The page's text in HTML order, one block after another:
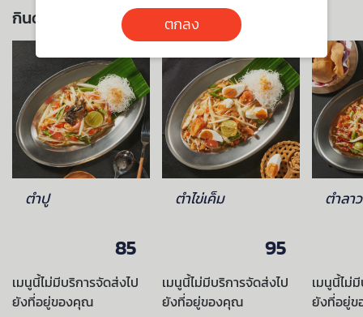
กินด้วยกัน ยิ่งอร่อย
ตำปู
85
เมนูนี้ไม่มีบริการจัดส่งไป
ยังที่อยู่ของคุณ
ตำไข่เค็ม
95
เมนูนี้ไม่มีบริการจัดส่งไป
ยังที่อยู่ของคุณ
ตำลา
เมนูนี้ไม่
ยังที่อยู่
ตกลง